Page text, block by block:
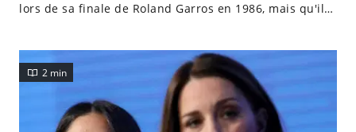
lors de sa finale de Roland Garros en 1986, mais qu'il
2 min